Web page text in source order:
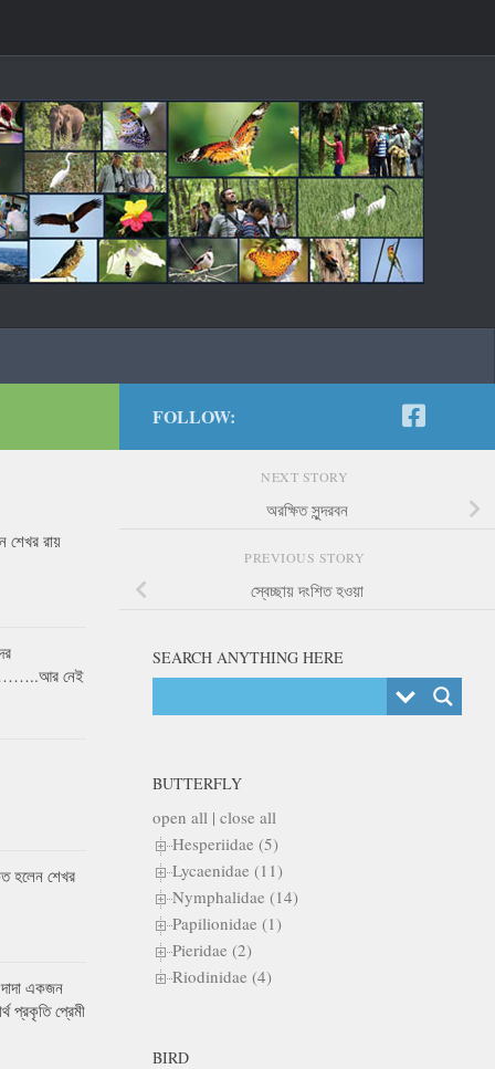
FOLLOW:
NEXT STORY
অরক্ষিত সুন্দরবন
PREVIOUS STORY
স্বেচ্ছায় দংশিত হওয়া
SEARCH ANYTHING HERE
BUTTERFLY
open all | close all
Hesperiidae (5)
Lycaenidae (11)
Nymphalidae (14)
Papilionidae (1)
Pieridae (2)
Riodinidae (4)
BIRD
রায়
নেই
হলেন শেখর
একজন
প্রকৃতি প্রেমী